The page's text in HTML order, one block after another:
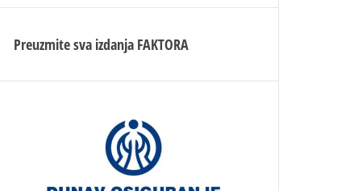
Preuzmite sva izdanja FAKTORA